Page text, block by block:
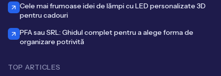
Cele mai frumoase idei de lămpi cu LED personalizate 3D
pentru cadouri
PFA sau SRL: Ghidul complet pentru a alege forma de
organizare potrivită
TOP ARTICLES